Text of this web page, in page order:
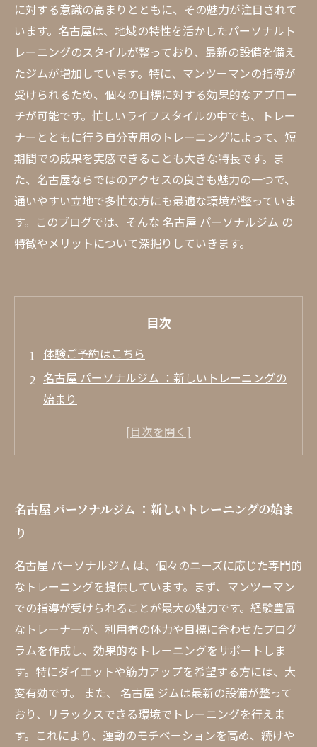
に対する意識の高まりとともに、その魅力が注目されて
います。名古屋は、地域の特性を活かしたパーソナルト
レーニングのスタイルが整っており、最新の設備を備え
たジムが増加しています。特に、マンツーマンの指導が
受けられるため、個々の目標に対する効果的なアプロー
チが可能です。忙しいライフスタイルの中でも、トレー
ナーとともに行う自分専用のトレーニングによって、短
期間での成果を実感できることも大きな特長です。ま
た、名古屋ならではのアクセスの良さも魅力の一つで、
通いやすい立地で多忙な方にも最適な環境が整っていま
す。このブログでは、そんな 名古屋 パーソナルジム の
特徴やメリットについて深掘りしていきます。
目次
体験ご予約はこちら
名古屋 パーソナルジム ：新しいトレーニングの
始まり
多様なニーズに応える名古屋のパーソナルトレ
名古屋 パーソナルジム で叶える理想の健康生活
名古屋であなたも次の一歩を踏み出そう！
名古屋 パーソナルジム ：新しいトレーニングの始ま
り
名古屋 パーソナルジム は、個々のニーズに応じた専門的
なトレーニングを提供しています。まず、マンツーマン
での指導が受けられることが最大の魅力です。経験豊富
なトレーナーが、利用者の体力や目標に合わせたプログ
ラムを作成し、効果的なトレーニングをサポートしま
す。特にダイエットや筋力アップを希望する方には、大
変有効です。 また、 名古屋 ジムは最新の設備が整って
おり、リラックスできる環境でトレーニングを行えま
す。これにより、運動のモチベーションを高め、続けや